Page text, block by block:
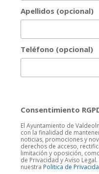
Apellidos (opcional)
Teléfono (opcional)
Consentimiento
El Ayuntamiento de
con la finalidad de
noticias, promociones y
derechos de acceso,
limitación y oposición,
de Privacidad y Aviso
nuestra Politica de